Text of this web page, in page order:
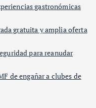
gastronómicas
gratuita y amplia oferta
para reanudar
de engañar a clubes de